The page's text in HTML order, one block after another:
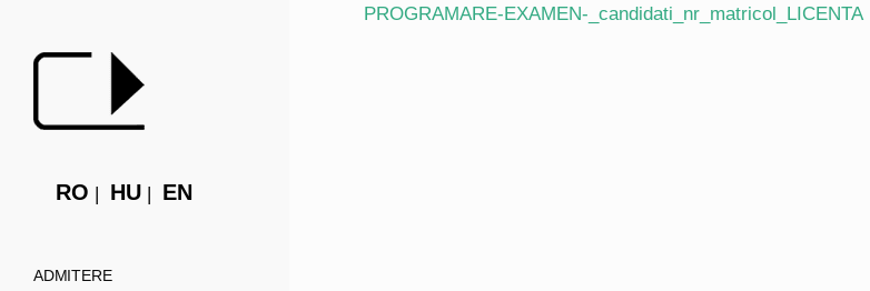
RO HU EN
ADMITERE
PROGRAMARE-EXAMEN-_candidati_nr_matricol_LICENTA